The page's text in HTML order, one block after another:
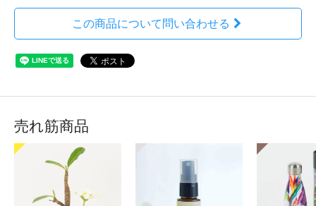
この商品について問い合わせる
売れ筋商品